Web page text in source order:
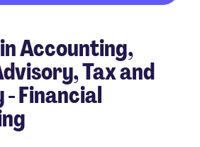
Accounting,
Tax and
Financial